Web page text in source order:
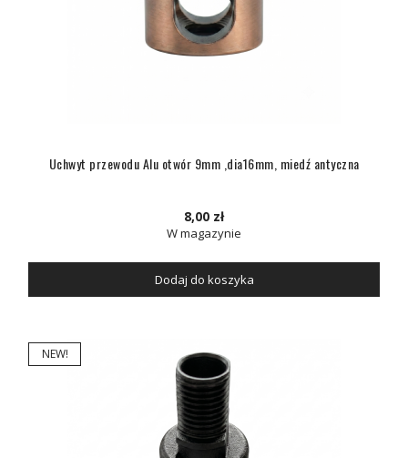
Uchwyt przewodu Alu otwór 9mm ,dia16mm, miedź antyczna
8,00 zł
W magazynie
Dodaj do koszyka
NEW!